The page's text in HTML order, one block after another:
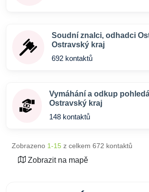
Soudní znalci, odhadci
Ostravský kraj
692 kontaktů
Vymáhání a odkup
Ostravský kraj
148 kontaktů
Zobrazeno 1-15 z celkem 672 kontaktů
Zobrazit na mapě